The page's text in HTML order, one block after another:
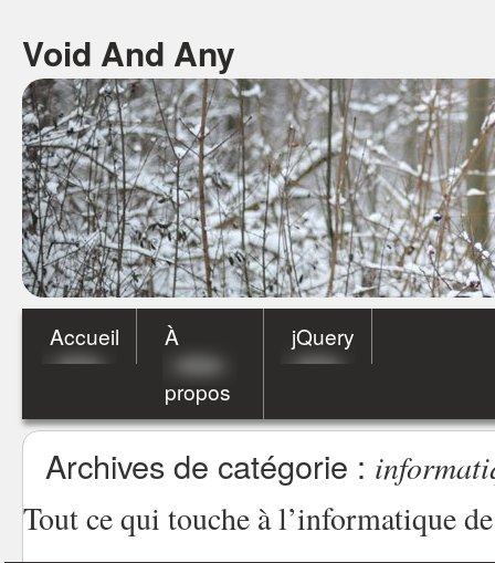
Void And Any
Accueil
À
propos
jQuery
Archives de catégorie :
Tout ce qui touche à l’informatique